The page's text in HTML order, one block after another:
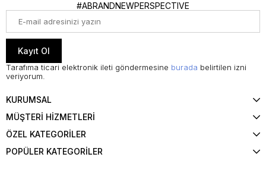
#ABRANDNEWPERSPECTIVE
Kayıt Ol
Tarafıma ticari elektronik ileti göndermesine burada belirtilen izni
veriyorum.
KURUMSAL
MÜŞTERİ HİZMETLERİ
ÖZEL KATEGORİLER
POPÜLER KATEGORİLER